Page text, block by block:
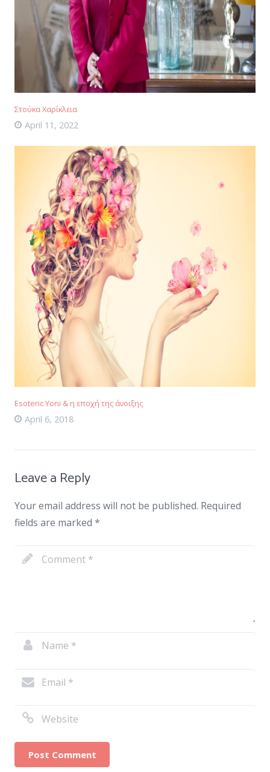
Στούκα Χαρίκλεια
April 11, 2022
Esoteric Yoni & η εποχή της άνοιξης
April 6, 2018
Leave a Reply
Your email address will not be published. Required
fields are marked *